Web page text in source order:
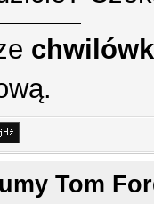
Tom